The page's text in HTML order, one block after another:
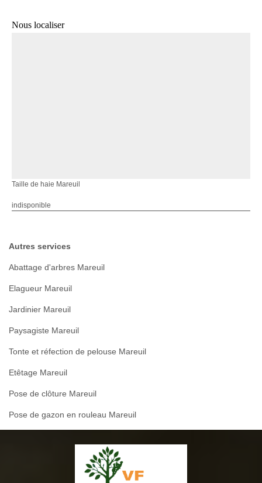
Nous localiser
Taille de haie Mareuil
indisponible
Autres services
Abattage d'arbres Mareuil
Elagueur Mareuil
Jardinier Mareuil
Paysagiste Mareuil
Tonte et réfection de pelouse Mareuil
Etêtage Mareuil
Pose de clôture Mareuil
Pose de gazon en rouleau Mareuil